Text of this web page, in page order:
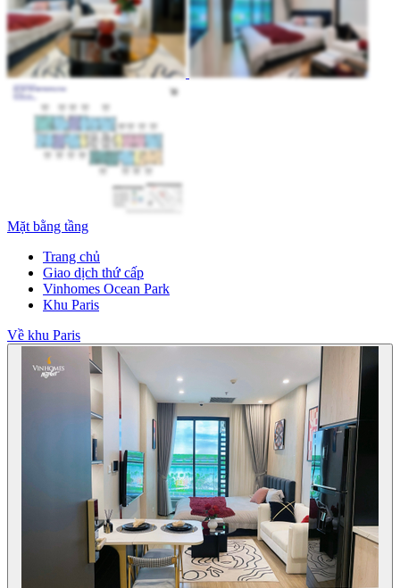
Mặt bằng tầng
Trang chủ
Giao dịch thứ cấp
Vinhomes Ocean Park
Khu Paris
Về khu Paris